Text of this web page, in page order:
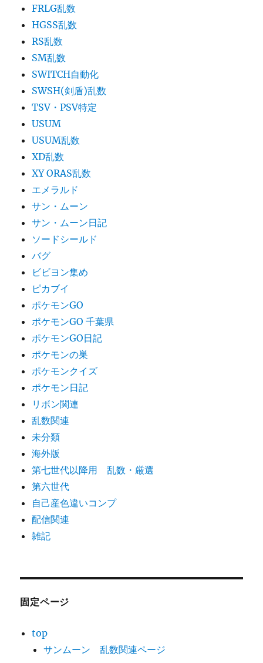
FRLG乱数
HGSS乱数
RS乱数
SM乱数
SWITCH自動化
SWSH(剣盾)乱数
TSV・PSV特定
USUM
USUM乱数
XD乱数
XY ORAS乱数
エメラルド
サン・ムーン
サン・ムーン日記
ソードシールド
バグ
ビビヨン集め
ピカブイ
ポケモンGO
ポケモンGO 千葉県
ポケモンGO日記
ポケモンの巣
ポケモンクイズ
ポケモン日記
リボン関連
乱数関連
未分類
海外版
第七世代以降用 乱数・厳選
第六世代
自己産色違いコンプ
配信関連
雑記
固定ページ
top
サンムーン 乱数関連ページ